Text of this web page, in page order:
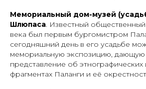
Мемориальный дом-музей
Шлюпаса. Известный общественный
века был первым бургомистром
сегодняшний день в его усадьбе
мемориальную экспозицию,
представление об этнографических
фрагментах Паланги и её